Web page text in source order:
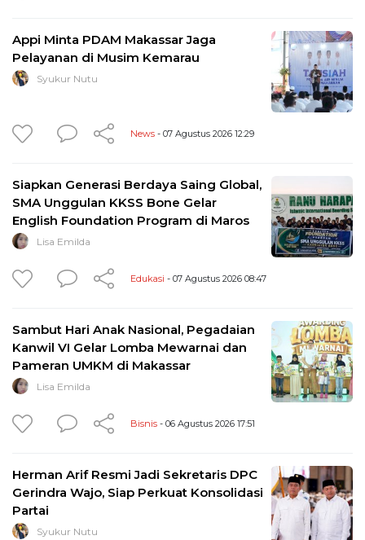
Appi Minta PDAM Makassar Jaga
Pelayanan di Musim Kemarau
Syukur Nutu
News - 07 Agustus 2026 12:29
Siapkan Generasi Berdaya Saing Global,
SMA Unggulan KKSS Bone Gelar
English Foundation Program di Maros
Lisa Emilda
Edukasi - 07 Agustus 2026 08:47
Sambut Hari Anak Nasional, Pegadaian
Kanwil VI Gelar Lomba Mewarnai dan
Pameran UMKM di Makassar
Lisa Emilda
Bisnis - 06 Agustus 2026 17:51
Herman Arif Resmi Jadi Sekretaris DPC
Gerindra Wajo, Siap Perkuat Konsolidasi
Partai
Syukur Nutu